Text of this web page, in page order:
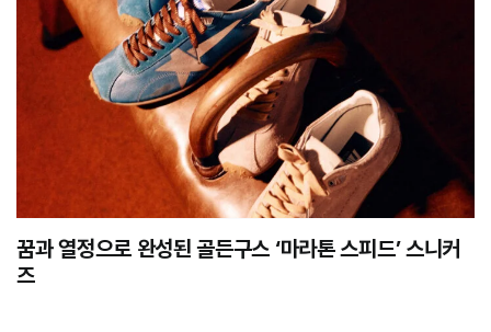
꿈과 열정으로 완성된 골든구스 ‘마라톤 스피드’ 스니커
즈